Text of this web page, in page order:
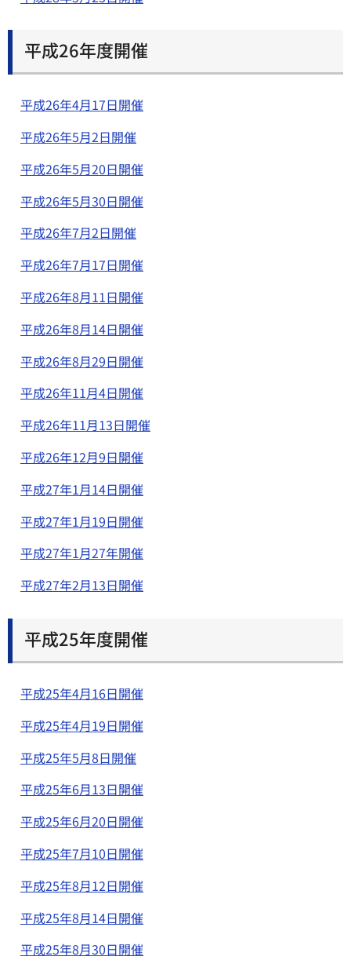
平成26年度開催
平成26年4月17日開催
平成26年5月2日開催
平成26年5月20日開催
平成26年5月30日開催
平成26年7月2日開催
平成26年7月17日開催
平成26年8月11日開催
平成26年8月14日開催
平成26年8月29日開催
平成26年11月4日開催
平成26年11月13日開催
平成26年12月9日開催
平成27年1月14日開催
平成27年1月19日開催
平成27年1月27年開催
平成27年2月13日開催
平成25年度開催
平成25年4月16日開催
平成25年4月19日開催
平成25年5月8日開催
平成25年6月13日開催
平成25年6月20日開催
平成25年7月10日開催
平成25年8月12日開催
平成25年8月14日開催
平成25年8月30日開催